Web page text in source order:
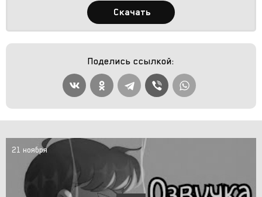
Скачать
Поделись ссылкой:
21 ноября